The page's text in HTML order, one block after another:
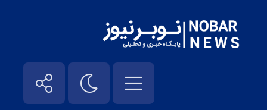
شهریه دانشگاه ها – نوبر نیوز